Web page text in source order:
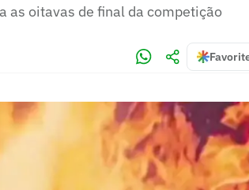
as oitavas de final da competição